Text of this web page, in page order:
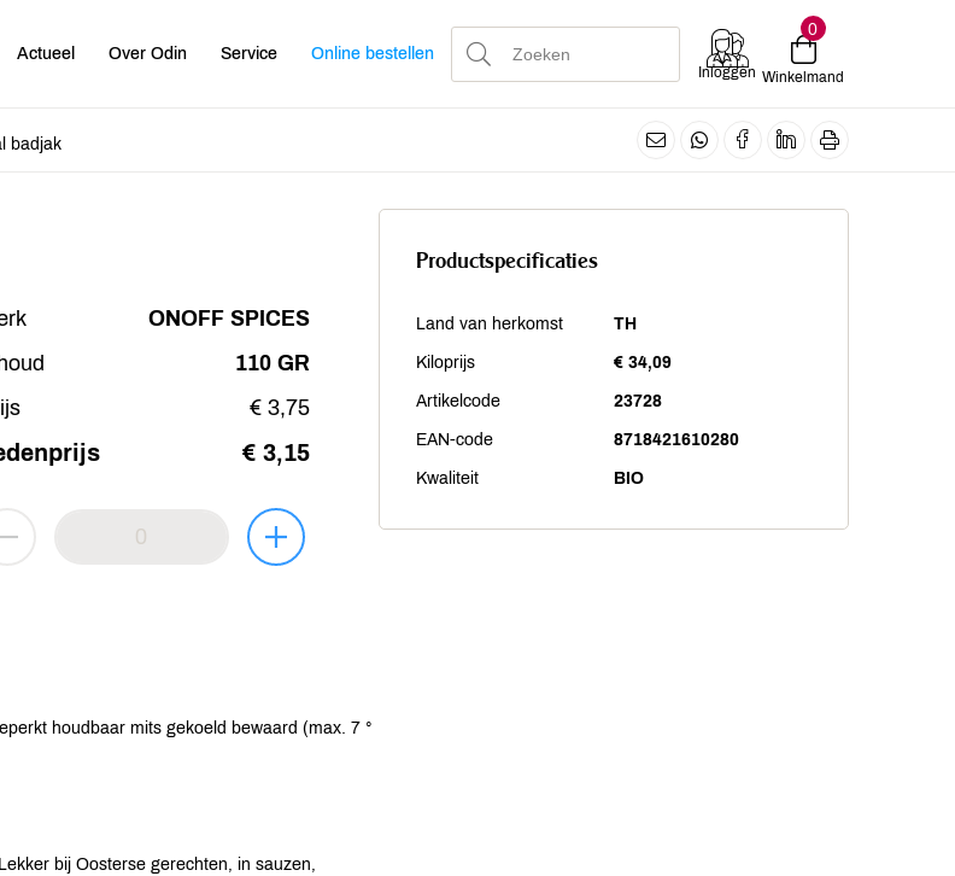
Actueel Over Odin Service Online bestellen
Inloggen
0
Winkelmand
badjak
ONOFF SPICES
110 GR
€ 3,75
€ 3,15
houdbaar mits gekoeld bewaard (max. 7 °
bij Oosterse gerechten, in sauzen,
Productspecificaties
Land van herkomst TH
Kiloprijs € 34,09
Artikelcode 23728
EAN-code 8718421610280
Kwaliteit BIO